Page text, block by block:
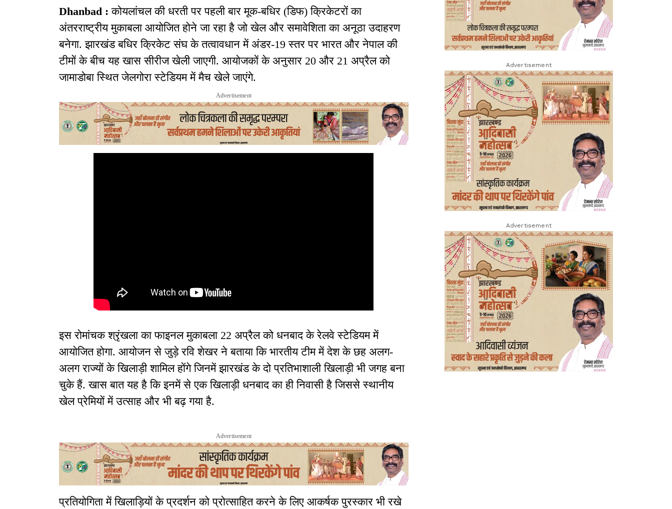
Dhanbad :कोयलांचल की धरती पर पहली बार मूक-बधिर (डिफ) क्रिकेटरों का
अंतरराष्ट्रीय मुकाबला आयोजित होने जा रहा है जो खेल और समावेशिता का अनूठा उदाहरण
बनेगा. झारखंड बधिर क्रिकेट संघ के तत्वावधान में अंडर-19 स्तर पर भारत और नेपाल की
टीमों के बीच यह खास सीरीज खेली जाएगी. आयोजकों के अनुसार 20 और 21 अप्रैल को
जामाडोबा स्थित जेलगोरा स्टेडियम में मैच खेले जाएंगे.
Advertisement
इस रोमांचक श्रृंखला का फाइनल मुकाबला 22 अप्रैल को धनबाद के रेलवे स्टेडियम में
आयोजित होगा. आयोजन से जुड़े रवि शेखर ने बताया कि भारतीय टीम में देश के छह अलग-
अलग राज्यों के खिलाड़ी शामिल होंगे जिनमें झारखंड के दो प्रतिभाशाली खिलाड़ी भी जगह बना
चुके हैं. खास बात यह है कि इनमें से एक खिलाड़ी धनबाद का ही निवासी है जिससे स्थानीय
खेल प्रेमियों में उत्साह और भी बढ़ गया है.
Advertisement
प्रतियोगिता में खिलाड़ियों के प्रदर्शन को प्रोत्साहित करने के लिए आकर्षक पुरस्कार भी रखे
Advertisement
Advertisement